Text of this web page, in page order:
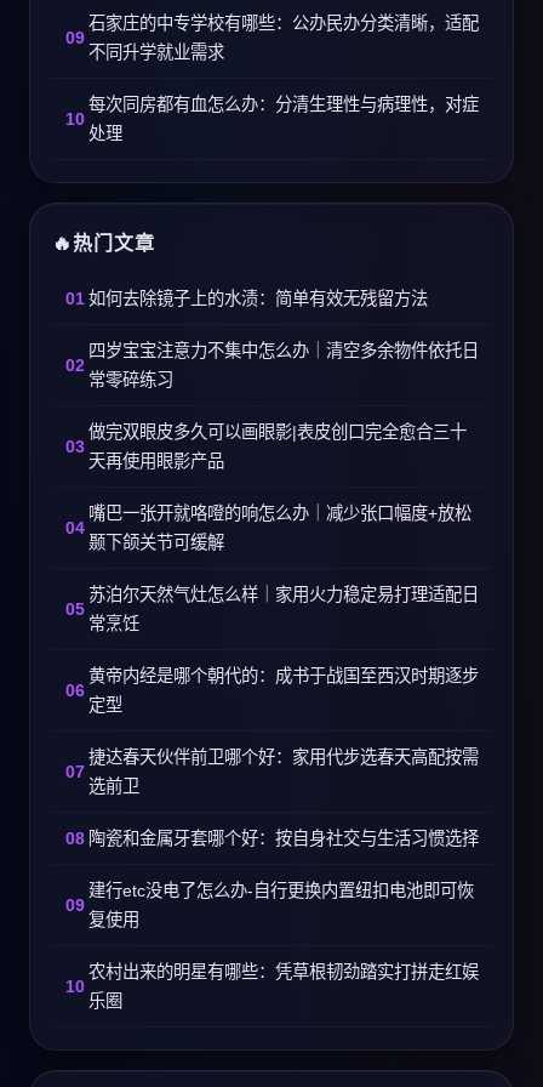
石家庄的中专学校有哪些：公办民办分类清晰，适配
不同升学就业需求
每次同房都有血怎么办：分清生理性与病理性，对症
处理
热门文章
如何去除镜子上的水渍：简单有效无残留方法
四岁宝宝注意力不集中怎么办｜清空多余物件依托日
常零碎练习
做完双眼皮多久可以画眼影|表皮创口完全愈合三十
天再使用眼影产品
嘴巴一张开就咯噔的响怎么办｜减少张口幅度+放松
颞下颌关节可缓解
苏泊尔天然气灶怎么样｜家用火力稳定易打理适配日
常烹饪
黄帝内经是哪个朝代的：成书于战国至西汉时期逐步
定型
捷达春天伙伴前卫哪个好：家用代步选春天高配按需
选前卫
陶瓷和金属牙套哪个好：按自身社交与生活习惯选择
建行etc没电了怎么办-自行更换内置纽扣电池即可恢
复使用
农村出来的明星有哪些：凭草根韧劲踏实打拼走红娱
乐圈